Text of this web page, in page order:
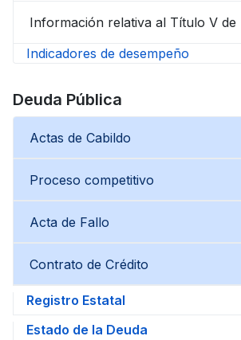
Información relativa al Título V de
Indicadores de desempeño
Deuda Pública
Actas de Cabildo
Proceso competitivo
Acta de Fallo
Contrato de Crédito
Registro Estatal
Estado de la Deuda